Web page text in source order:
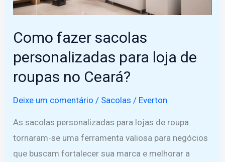
personalizadas
Russas
Como fazer sacolas
personalizadas para loja de
roupas no Ceará?
Deixe um comentário / Sacolas / Everton
As sacolas personalizadas para lojas de roupa
tornaram-se uma ferramenta valiosa para negócios
que buscam fortalecer sua marca e melhorar a